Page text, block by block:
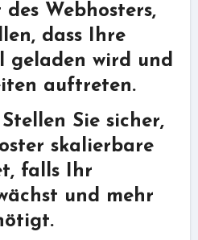
Webhosters,
dass Ihre
geladen wird und
auftreten.
Sie sicher,
skalierbare
falls Ihr
und mehr